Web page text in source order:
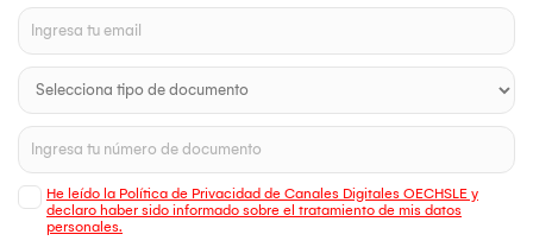
He leído la Política de Privacidad de Canales Digitales OECHSLE y
declaro haber sido informado sobre el tratamiento de mis datos
personales.